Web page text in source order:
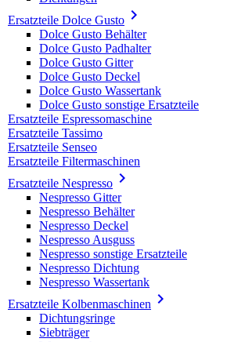
Ersatzteile Dolce Gusto 
Dolce Gusto Behälter
Dolce Gusto Padhalter
Dolce Gusto Gitter
Dolce Gusto Deckel
Dolce Gusto Wassertank
Dolce Gusto sonstige Ersatzteile
Ersatzteile Espressomaschine
Ersatzteile Tassimo
Ersatzteile Senseo
Ersatzteile Filtermaschinen
Ersatzteile Nespresso 
Nespresso Gitter
Nespresso Behälter
Nespresso Deckel
Nespresso Ausguss
Nespresso sonstige Ersatzteile
Nespresso Dichtung
Nespresso Wassertank
Ersatzteile Kolbenmaschinen 
Dichtungsringe
Siebträger